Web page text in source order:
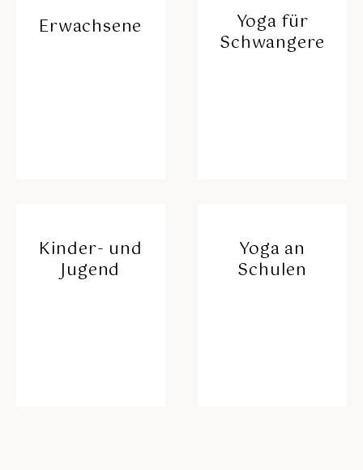
Erwachsene Yoga für
Schwangere
Kinder- und
Jugend
Yoga an
Schulen